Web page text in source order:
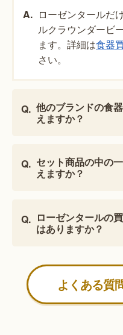
ローゼンタールだ
ルクラウンダービ
ます。詳細は食器
さい。
他のブランドの食
えますか？
セット商品の中の
えますか？
ローゼンタールの
はありますか？
よくある質